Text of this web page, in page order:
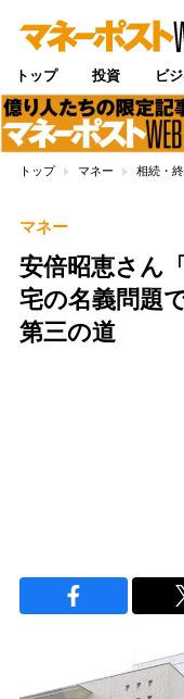
トップ 投資 ビ
トップ マネー 相続・
マネー
安倍昭恵さん
宅の名義問題
第三の道